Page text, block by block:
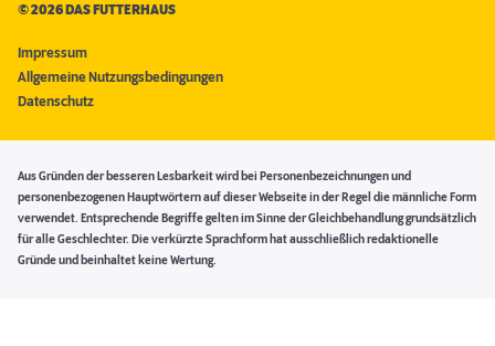
©2026 DAS FUTTERHAUS
Impressum
Allgemeine Nutzungsbedingungen
Datenschutz
Aus Gründen der besseren Lesbarkeit wird bei Personenbezeichnungen und
personenbezogenen Hauptwörtern auf dieser Webseite in der Regel die männliche Form
verwendet. Entsprechende Begriffe gelten im Sinne der Gleichbehandlung grundsätzlich
für alle Geschlechter. Die verkürzte Sprachform hat ausschließlich redaktionelle
Gründe und beinhaltet keine Wertung.